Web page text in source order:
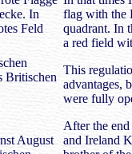
In
Feld
flag with the
quadrant. In
a red field
Britischen
This
advantages,
were fully
August
After the
and Ireland